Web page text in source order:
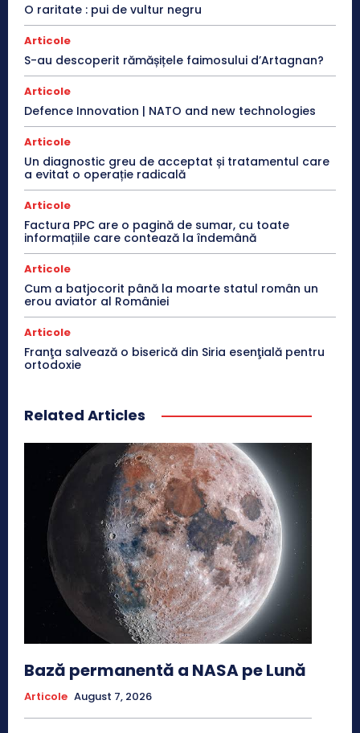
O raritate : pui de vultur negru
Articole
S-au descoperit rămășițele faimosului d’Artagnan?
Articole
Defence Innovation | NATO and new technologies
Articole
Un diagnostic greu de acceptat și tratamentul care
a evitat o operație radicală
Articole
Factura PPC are o pagină de sumar, cu toate
informațiile care contează la îndemână
Articole
Cum a batjocorit până la moarte statul român un
erou aviator al României
Articole
Franţa salvează o biserică din Siria esenţială pentru
ortodoxie
Related Articles
Bază permanentă a NASA pe Lună
Articole August 7, 2026